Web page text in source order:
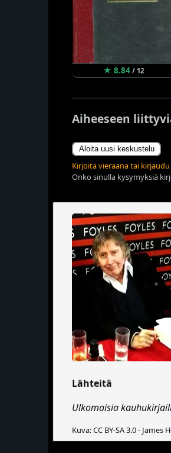
★ 8.84 / 12
Aiheeseen
Aloita uusi keskustelu
Kirjoita vieraana tai kirjaudu
Onko sinulla kysymyksiä
Lähteitä
Ulkomaisia
Kuva: CC BY-SA 3.0 -